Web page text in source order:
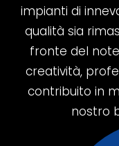
impianti di
qualità sia
fronte del
creatività,
contribuito in
nostro